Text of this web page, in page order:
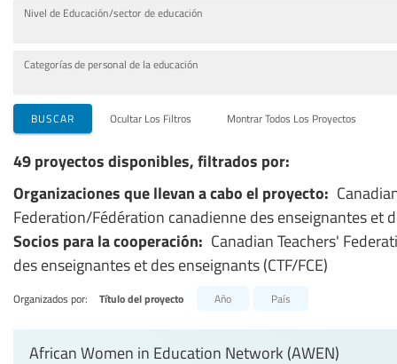
Nivel de Educación/sector de educación
Categorías de personal de la educación
BUSCAR Ocultar Los Filtros Montrar Todos Los Proyectos
49 proyectos disponibles, filtrados por:
Organizaciones que llevan a cabo el proyecto:
Federation/Fédération canadienne des enseignantes et
Socios para la cooperación: Canadian Teachers'
des enseignantes et des enseignants (CTF/FCE)
Organizados por: Título del proyecto Año País
African Women in Education Network (AWEN)